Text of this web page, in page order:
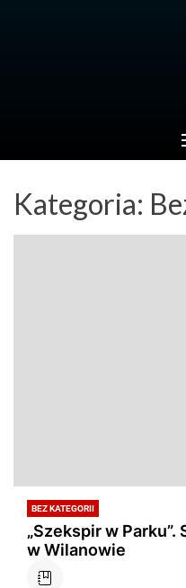
Kategoria:
BEZ KATEGORII
„Szekspir w
w Wilanowie